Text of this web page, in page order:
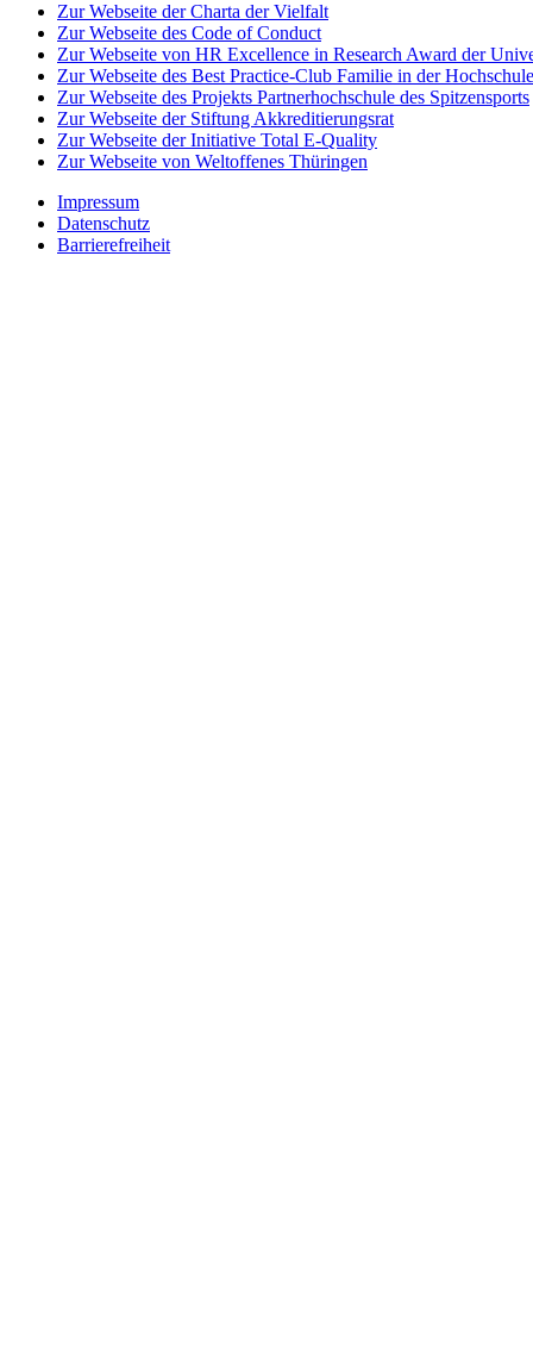
Zur Webseite der Charta der Vielfalt
Zur Webseite des Code of Conduct
Zur Webseite von HR Excellence in Research Award der
Zur Webseite des Best Practice-Club Familie in der Hochschule
Zur Webseite des Projekts Partnerhochschule des Spitzensports
Zur Webseite der Stiftung Akkreditierungsrat
Zur Webseite der Initiative Total E-Quality
Zur Webseite von Weltoffenes Thüringen
Impressum
Datenschutz
Barrierefreiheit